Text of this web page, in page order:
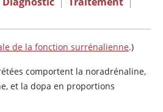
de la fonction surrénalienne.)
comportent la noradrénaline,
, et la dopa en proportions